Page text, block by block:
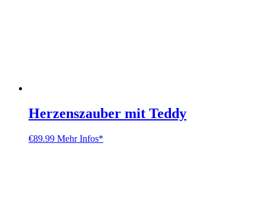
Herzenszauber mit Teddy
€89.99 Mehr Infos*